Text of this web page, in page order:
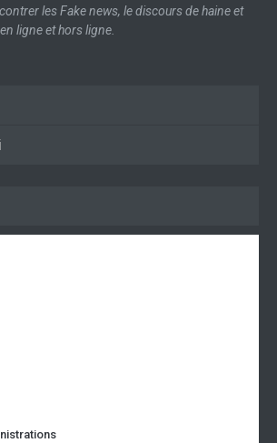
les Fake news, le discours de haine et
ligne et hors ligne.